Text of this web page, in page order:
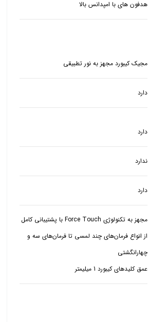
هدفون های با امپدانس بالا
مجیک کیبورد مجهز به نور تطبیقی
دارد
دارد
ندارد
دارد
مجهز به تکنولوژی Force Touch با پشتیبانی کامل
از انواع فرمان‌های چند لمسی تا فرمان‌های سه و
عمق کلیدهای کیبورد 1 میلیمتر